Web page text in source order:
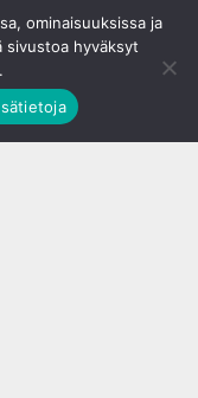
ominaisuuksissa ja
sivustoa hyväksyt